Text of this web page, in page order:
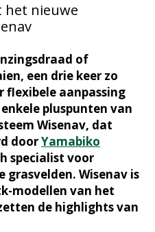
het nieuwe
of
een drie keer zo
flexibele aanpassing
pluspunten van
Wisenav, dat
doorYamabiko
specialist voor
Wisenav is
modellen van het
de highlights van